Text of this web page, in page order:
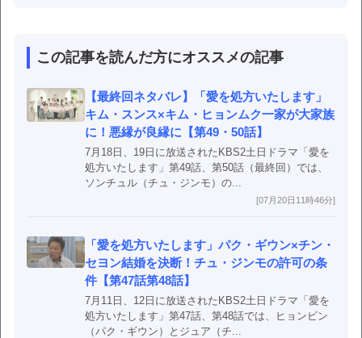
この記事を読んだ方にオススメの記事
【最終回ネタバレ】「愛を処方いたします」
キム・スンス×キム・ヒョンムク一家が大家族
に！悪縁が良縁に【第49・50話】
7月18日、19日に放送されたKBS2土日ドラマ「愛を
処方いたします」第49話、第50話（最終回）では、
ソンチュル（チュ・ジンモ）の...
[07月20日11時46分]
「愛を処方いたします」パク・ギウン×チン・
セヨン結婚を決断！チュ・ジンモの許可の条
件【第47話第48話】
7月11日、12日に放送されたKBS2土日ドラマ「愛を
処方いたします」第47話、第48話では、ヒョンビン
（パク・ギウン）とジュア（チ...